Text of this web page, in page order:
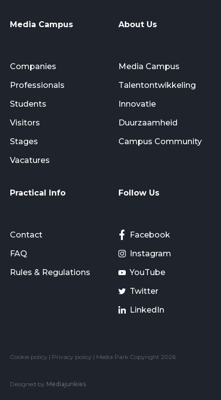
Media Campus
Companies
Professionals
Students
Visitors
Stages
Vacatures
About Us
Media Campus
Talentontwikkeling
Innovatie
Duurzaamheid
Campus Community
Practical Info
Contact
FAQ
Rules & Regulations
Follow Us
Facebook
Instagram
YouTube
Twitter
LinkedIn
Cookie policy | Privacy policy | Media Park Copyright 2026
Designed by Mediajunkies